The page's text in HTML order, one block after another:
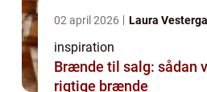
02 april 2026 Laura
inspiration
Brænde til salg: sådan
rigtige brænde